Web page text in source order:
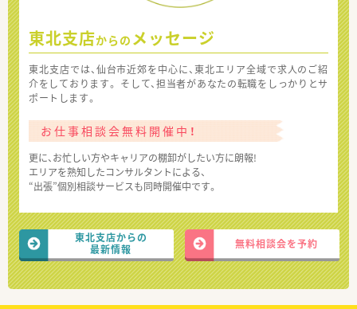
東北支店からの メッセージ
東北支店では、仙台市近郊を中心に、東北エリア全域で求人のご紹
介をしております。 そして、担当者があなたの転職をしっかりとサ
ポートします。
お仕事相談会無料開催中！
更に、お忙しい方やキャリアの棚卸がしたい方に朗報!
エリアを熟知したコンサルタントによる、
“出張”個別相談サービスも同時開催中です。
東北支店からの
最新情報
無料相談会を予約